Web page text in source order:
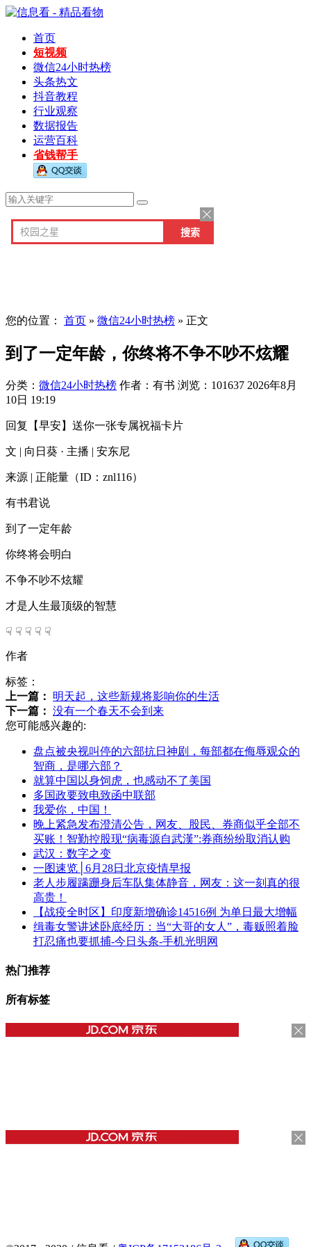
首页
短视频
微信24小时热榜
头条热文
抖音教程
行业观察
数据报告
运营百科
省钱帮手
您的位置： 首页 » 微信24小时热榜 » 正文
到了一定年龄，你终将不争不吵不炫耀
分类： 微信24小时热榜 作者：有书 浏览：101637 2026年8月
10日 19:19
回复【早安】送你一张专属祝福卡片
文 | 向日葵 · 主播 | 安东尼
来源 | 正能量（ID：znl116）
有书君说
到了一定年龄
你终将会明白
不争不吵不炫耀
才是人生最顶级的智慧
☟ ☟ ☟ ☟ ☟
作者
标签：
上一篇：
明天起，这些新规将影响你的生活
下一篇： 没有一个春天不会到来
您可能感兴趣的:
盘点被央视叫停的六部抗日神剧，每部都在侮辱观众的
智商，是哪六部？
就算中国以身饲虎，也感动不了美国
多国政要致电致函中联部
我爱你，中国！
晚上紧急发布澄清公告，网友、股民、券商似乎全部不
买账！智勤控股现“病毒源自武漢”:券商纷纷取消认购
武汉：数字之变
一图速览│6月28日北京疫情早报
老人步履蹒跚身后车队集体静音，网友：这一刻真的很
高贵！
【战疫全时区】印度新增确诊14516例 为单日最大增幅
缉毒女警讲述卧底经历：当“大哥的女人”，毒贩照着脸
打忍痛也要抓捕-今日头条-手机光明网
热门推荐
所有标签